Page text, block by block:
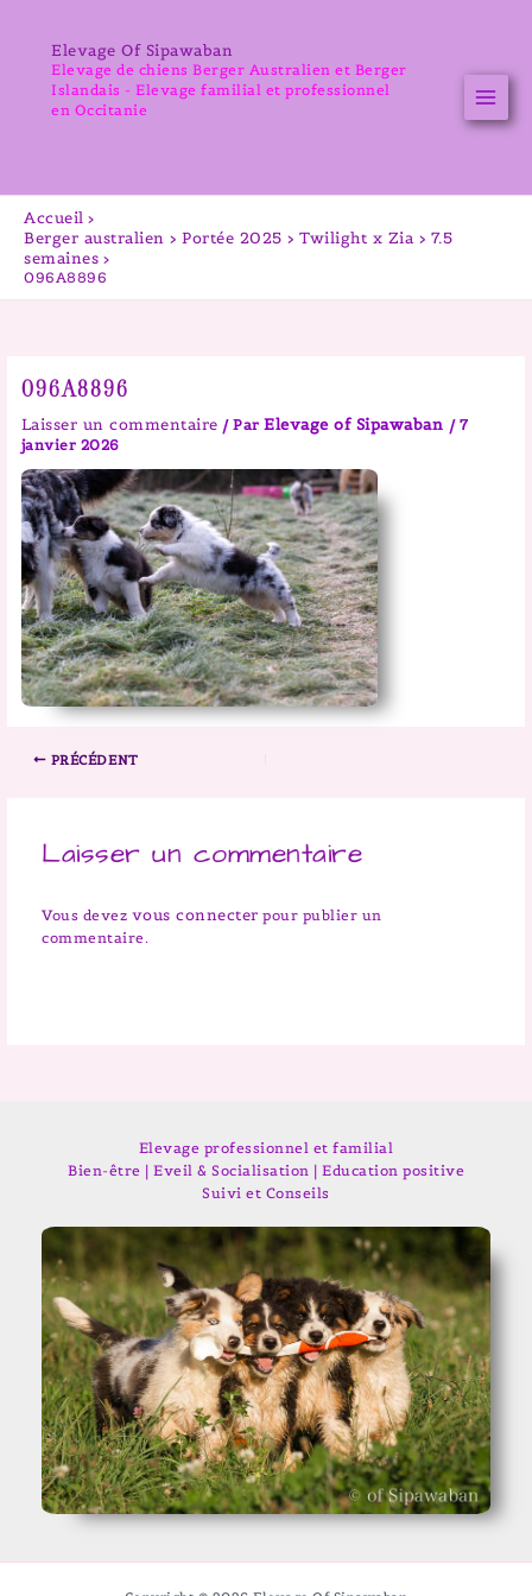
contenuElevage Of Sipawaban
Elevage de chiens Berger Australien et Berger
Islandais - Elevage familial et professionnel
en Occitanie
Accueil
Berger australien > Portée 2025 > Twilight x Zia > 7.5
semaines
096A8896
096A8896
Laisser un commentaire / ParElevage of Sipawaban / 7
janvier 2026
PRÉCÉDENT
Laisser un commentaire
Vous devez vous connecter pour publier un
commentaire.
Elevage professionnel et familial
Bien-être | Eveil & Socialisation | Education positive
Suivi et Conseils